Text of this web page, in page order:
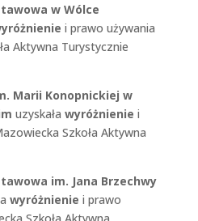
w Wólce
i prawo używania
Aktywna Turystycznie
Marii Konopnickiej w
uzyskała wyróżnienie i
Szkoła Aktywna
im. Jana Brzechwy
wyróżnienie i prawo